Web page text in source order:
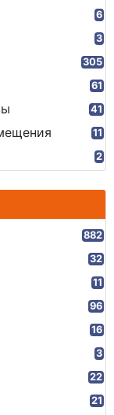
6
3
305
61
41
11
2
882
32
11
96
16
3
22
21